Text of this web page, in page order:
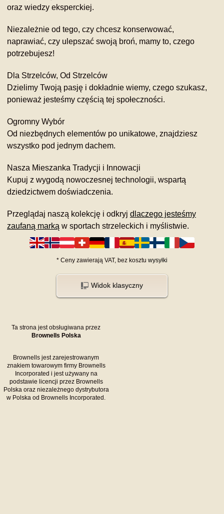
oraz wiedzy eksperckiej.
Niezależnie od tego, czy chcesz konserwować,
naprawiać, czy ulepszać swoją broń, mamy to, czego
potrzebujesz!
Dla Strzelców, Od Strzelców
Dzielimy Twoją pasję i dokładnie wiemy, czego szukasz,
ponieważ jesteśmy częścią tej społeczności.
Ogromny Wybór
Od niezbędnych elementów po unikatowe, znajdziesz
wszystko pod jednym dachem.
Nasza Mieszanka Tradycji i Innowacji
Kupuj z wygodą nowoczesnej technologii, wspartą
dziedzictwem doświadczenia.
Przeglądaj naszą kolekcję i odkryj dlaczego jesteśmy
zaufaną marką w sportach strzeleckich i myślistwie.
* Ceny zawierają VAT, bez kosztu wysyłki
Widok klasyczny
Ta strona jest obsługiwana przez
Brownells Polska
Brownells jest zarejestrowanym
znakiem towarowym firmy Brownells
Incorporated i jest używany na
podstawie licencji przez Brownells
Polska oraz niezależnego dystrybutora
w Polska od Brownells Incorporated.